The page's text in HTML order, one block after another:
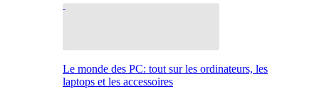
Le monde des PC: tout sur les ordinateurs, les
laptops et les accessoires